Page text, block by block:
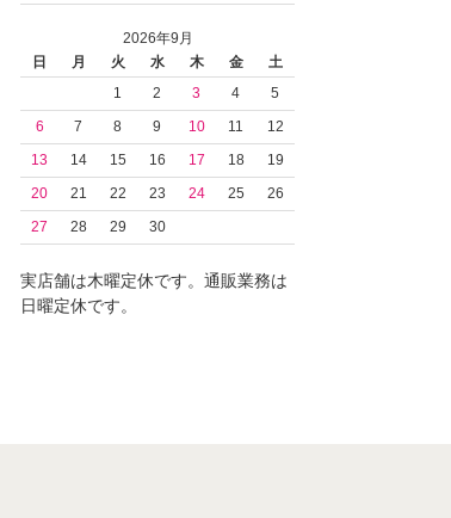
2026年9月
日
月 火 水 木 金
土
1
2 3 4
5
6
7 8 9 10 11
12
13
14 15 16 17 18
19
20
21 22 23 24 25
26
27
28 29 30
実店舗は木曜定休です。通販業務は
日曜定休です。